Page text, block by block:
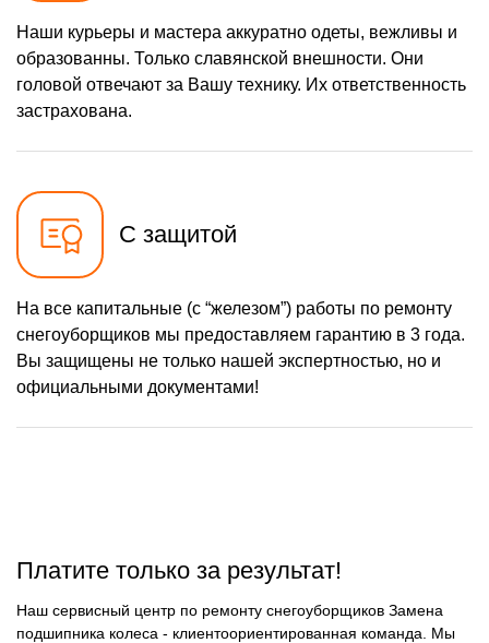
Замена кронштейна
трансмиссии
Заказать
Ремонт втулок колес
2500 р
Ремонт фрикционного
Ремонт редуктора
Замена катушки
зажигания
Замена глушителя Заказать
Замена подшипников
1100 р
Наши курьеры и мастера аккуратно одеты, вежливы и
образованны. Только славянской внешности. Они
головой отвечают за Вашу технику. Их ответственность
застрахована.
С защитой
На все капитальные (с “железом”) работы по ремонту
снегоуборщиков мы предоставляем гарантию в 3 года.
Вы защищены не только нашей экспертностью, но и
официальными документами!
Платите только за результат!
Наш сервисный центр по ремонту снегоуборщиков Замена
подшипника колеса - клиентоориентированная команда. Мы